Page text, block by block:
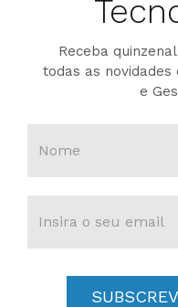
Receba
todas as
e